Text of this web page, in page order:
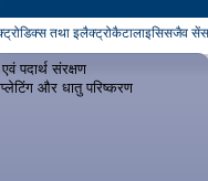
तथा इलैक्ट्रोकैटालाइसिसजैव
पदार्थ संरक्षण
और धातु परिष्करण